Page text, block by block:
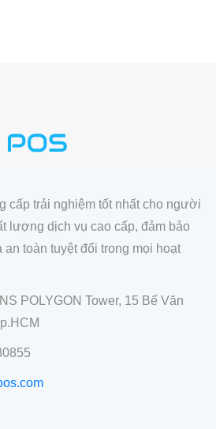
cấp trải nghiệm tốt nhất cho người
lượng dịch vụ cao cấp, đảm bảo
toàn tuyệt đối trong mọi hoạt
POLYGON Tower, 15 Bế Văn